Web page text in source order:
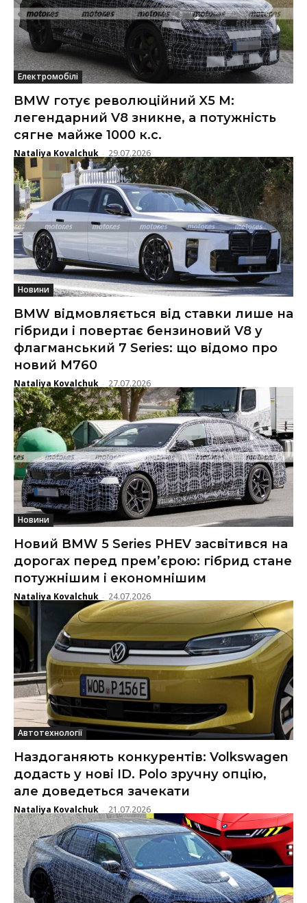
Електромобілі
BMW готує революційний X5 M:
легендарний V8 зникне, а потужність
сягне майже 1000 к.с.
Nataliya Kovalchuk - 29.07.2026
Новини
BMW відмовляється від ставки лише на
гібриди і повертає бензиновий V8 у
флагманський 7 Series: що відомо про
новий M760
Nataliya Kovalchuk - 27.07.2026
Новини
Новий BMW 5 Series PHEV засвітився на
дорогах перед прем’єрою: гібрид стане
потужнішим і економнішим
Nataliya Kovalchuk - 24.07.2026
Автотехнології
Наздоганяють конкурентів: Volkswagen
додасть у нові ID. Polo зручну опцію,
але доведеться зачекати
Nataliya Kovalchuk - 21.07.2026